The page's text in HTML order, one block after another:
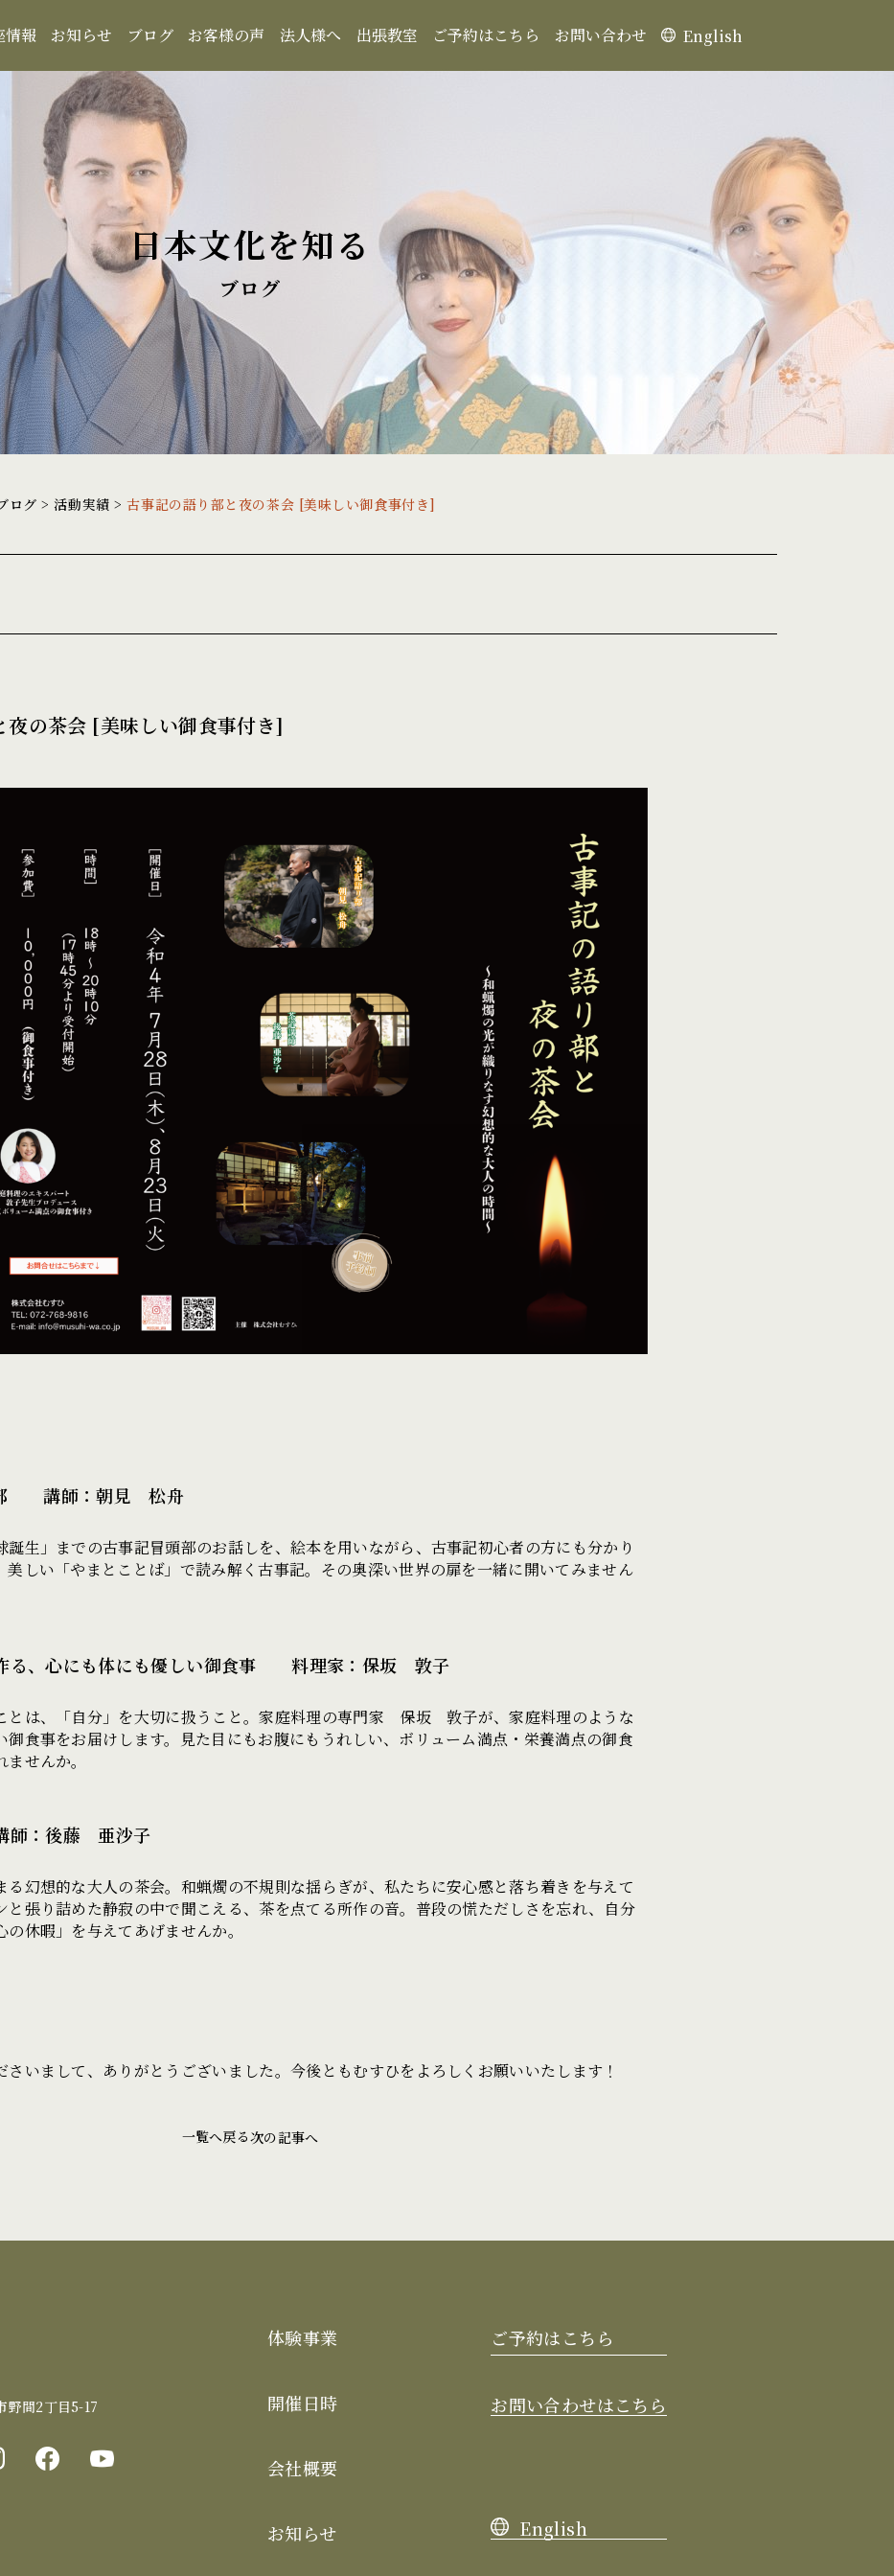
情報 お知らせ ブログ お客様の声 法人様へ 出張教室 ご予約はこちら お問い合わせ English
日本文化を知る
ブログ
ログ >活動実績 >古事記の語り部と夜の茶会 [美味しい御食事付き]
夜の茶会 [美味しい御食事付き]
部 講師：朝見 松舟
誕生」までの古事記冒頭部のお話しを、絵本を用いながら、古事記初心者の方にも分かり
美しい「やまとことば」で読み解く古事記。その奥深い世界の扉を一緒に開いてみません
る、心にも体にも優しい御食事 料理家：保坂 敦子
とは、「自分」を大切に扱うこと。家庭料理の専門家 保坂 敦子が、家庭料理のような
御食事をお届けします。見た目にもお腹にもうれしい、ボリューム満点・栄養満点の御食
せんか。
：後藤 亜沙子
る幻想的な大人の茶会。和蝋燭の不規則な揺らぎが、私たちに安心感と落ち着きを与えて
と張り詰めた静寂の中で聞こえる、茶を点てる所作の音。普段の慌ただしさを忘れ、自分
休暇」を与えてあげませんか。
さいまして、ありがとうございました。今後ともむすひをよろしくお願いいたします！
一覧へ戻る次の記事へ
野間2丁目5-17
体験事業
開催日時
会社概要
お知らせ
ご予約はこちら
お問い合わせはこちら
English